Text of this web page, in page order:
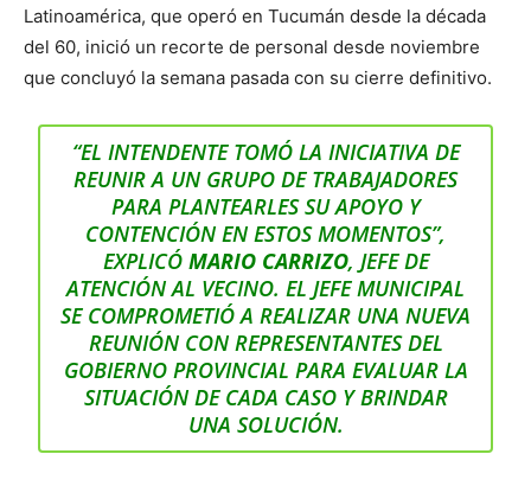
Latinoamérica, que operó en Tucumán desde la década
del 60, inició un recorte de personal desde noviembre
que concluyó la semana pasada con su cierre definitivo.
“EL INTENDENTE TOMÓ LA INICIATIVA DE
REUNIR A UN GRUPO DE TRABAJADORES
PARA PLANTEARLES SU APOYO Y
CONTENCIÓN EN ESTOS MOMENTOS”,
EXPLICÓ MARIO CARRIZO, JEFE DE
ATENCIÓN AL VECINO. EL JEFE MUNICIPAL
SE COMPROMETIÓ A REALIZAR UNA NUEVA
REUNIÓN CON REPRESENTANTES DEL
GOBIERNO PROVINCIAL PARA EVALUAR LA
SITUACIÓN DE CADA CASO Y BRINDAR
UNA SOLUCIÓN.